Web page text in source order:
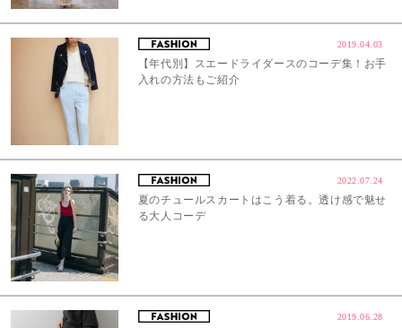
2019.04.03
【年代別】スエードライダースのコーデ集！お手
入れの方法もご紹介
2022.07.24
夏のチュールスカートはこう着る。透け感で魅せ
る大人コーデ
2019.06.28